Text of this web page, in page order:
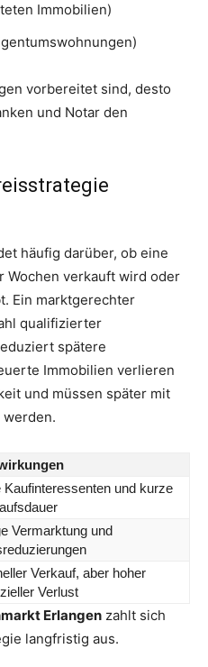
Immobilien)
vorbereitet sind, desto
und Notar den
häufig darüber, ob eine
Wochen verkauft wird oder
Ein marktgerechter
qualifizierter
spätere
Immobilien verlieren
und müssen später mit
werden.
Kaufinteressenten und kurze
Vermarktung und
Verkauf, aber hoher
Verlust
Erlangen zahlt sich
langfristig aus.